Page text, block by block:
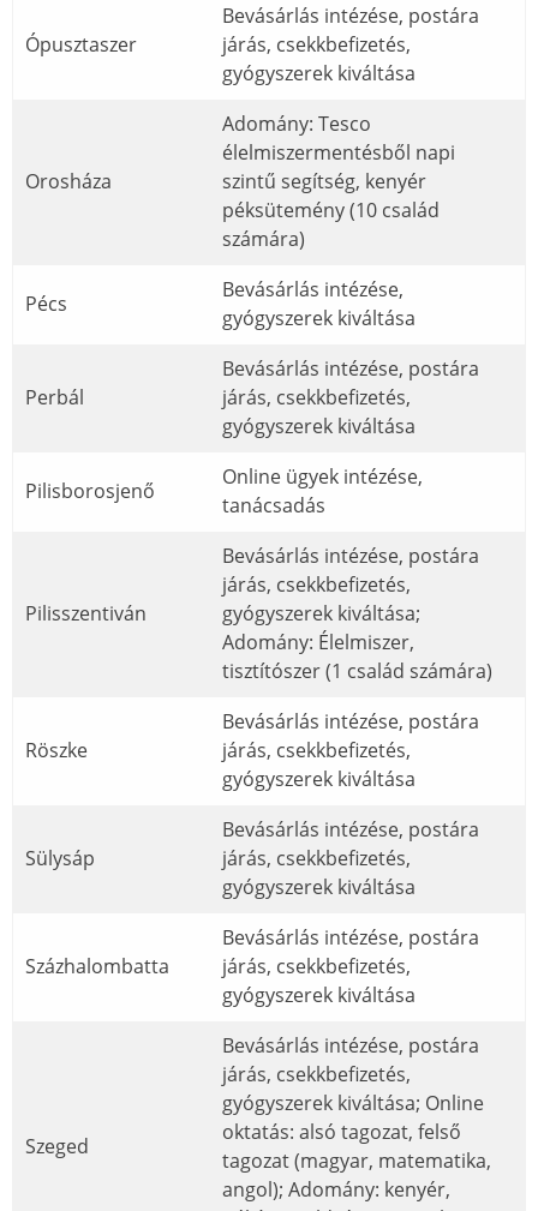
Ópusztaszer
Bevásárlás intézése, postára
járás, csekkbefizetés,
gyógyszerek kiváltása
Orosháza
Adomány: Tesco
élelmiszermentésből napi
szintű segítség, kenyér
péksütemény (10 család
számára)
Pécs
Bevásárlás intézése,
gyógyszerek kiváltása
Perbál
Bevásárlás intézése, postára
járás, csekkbefizetés,
gyógyszerek kiváltása
Pilisborosjenő
Online ügyek intézése,
tanácsadás
Pilisszentiván
Bevásárlás intézése, postára
járás, csekkbefizetés,
gyógyszerek kiváltása;
Adomány: Élelmiszer,
tisztítószer (1 család számára)
Röszke
Bevásárlás intézése, postára
járás, csekkbefizetés,
gyógyszerek kiváltása
Sülysáp
Bevásárlás intézése, postára
járás, csekkbefizetés,
gyógyszerek kiváltása
Százhalombatta
Bevásárlás intézése, postára
járás, csekkbefizetés,
gyógyszerek kiváltása
Szeged
Bevásárlás intézése, postára
járás, csekkbefizetés,
gyógyszerek kiváltása; Online
oktatás: alsó tagozat, felső
tagozat (magyar, matematika,
angol); Adomány: kenyér,